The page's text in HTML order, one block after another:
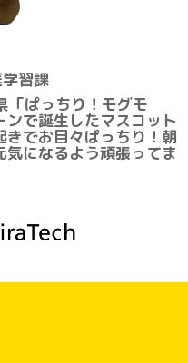
習課
「ぱっちり！モグモ
で誕生したマスコット
きでお目々ぱっちり！朝
になるよう頑張ってま